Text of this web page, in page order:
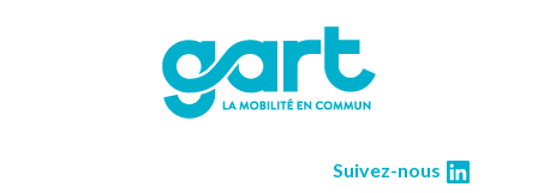
Suivez-nous